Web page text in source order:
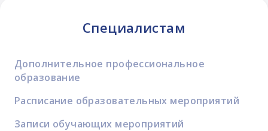
Специалистам
Дополнительное профессиональное
образование
Расписание образовательных мероприятий
Записи обучающих мероприятий